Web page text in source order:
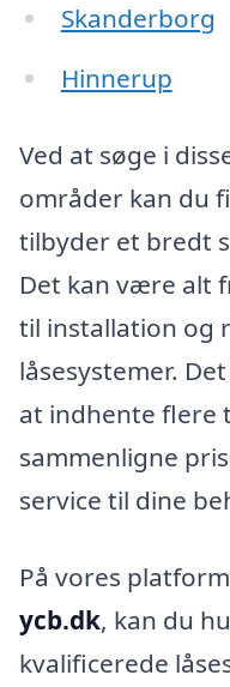
Skanderborg
Hinnerup
Ved at søge i
områder kan du
tilbyder et bredt
Det kan være alt
til installation og
låsesystemer.
at indhente flere
sammenligne
service til dine
På vores
ycb.dk, kan du
kvalificerede